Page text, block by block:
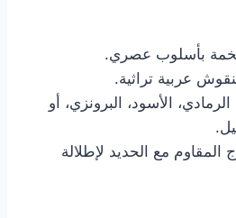
بأسلوب عصري.
عربية تراثية.
الأسود، البرونزي، أو
المقاوم مع الحديد لإطلالة